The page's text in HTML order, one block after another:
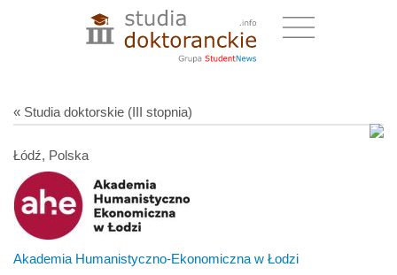
« Studia doktorskie (III stopnia)
Łódź, Polska
Akademia Humanistyczno-Ekonomiczna w Łodzi